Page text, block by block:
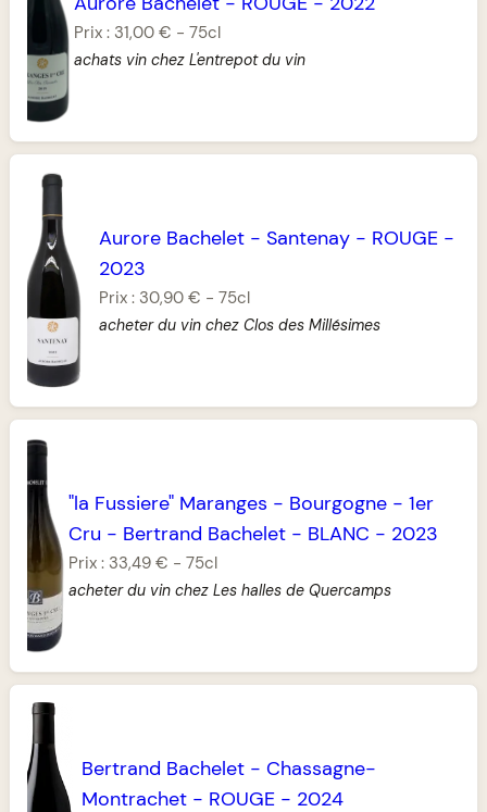
Prix : 31,00 € -75cl
achats vin chez L'entrepot du vin
Aurore Bachelet -Santenay - ROUGE -
2023
Prix : 30,90 € -75cl
acheter du vin chez Clos des Millésimes
"la Fussiere" Maranges - Bourgogne -1er
Cru - Bertrand Bachelet - BLANC - 2023
Prix : 33,49 € -75cl
acheter du vin chez Les halles de Quercamps
Bertrand Bachelet- Chassagne-
Montrachet- ROUGE- 2024